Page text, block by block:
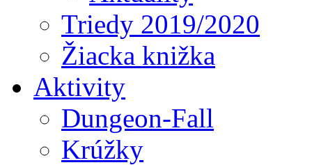
Triedy 2019/2020
Žiacka knižka
Aktivity
Dungeon-Fall
Krúžky